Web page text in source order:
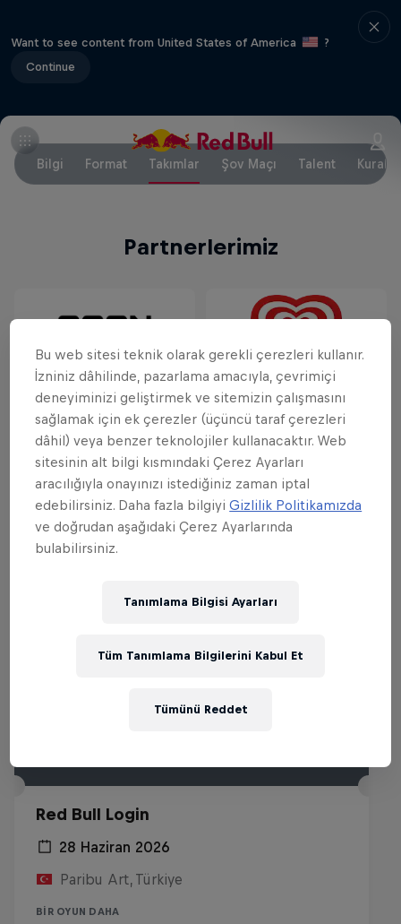
Want to see content from United States of America
?
Continue
Bilgi Format Takımlar Şov Maçı Talent
Partnerlerimiz
İlgili etkinlikler
Red Bull Login
28 Haziran 2026
Paribu Art, Türkiye
BIR OYUN DAHA
Bu web sitesi teknik olarak gerekli çerezleri kullanır.
İzniniz dâhilinde, pazarlama amacıyla, çevrimiçi
deneyiminizi geliştirmek ve sitemizin çalışmasını
sağlamak için ek çerezler (üçüncü taraf çerezleri
dâhil) veya benzer teknolojiler kullanacaktır. Web
sitesinin alt bilgi kısmındaki Çerez Ayarları
aracılığıyla onayınızı istediğiniz zaman iptal
edebilirsiniz. Daha fazla bilgiyiGizlilik Politikamızda
ve doğrudan aşağıdaki Çerez Ayarlarında
bulabilirsiniz.
Tanımlama Bilgisi Ayarları
Tümünü Reddet
Tüm Tanımlama Bilgilerini Kabul Et